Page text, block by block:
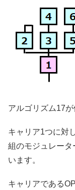
アルゴリズム17が
キャリア1つに対
組のモジュレータ
います。
キャリアである